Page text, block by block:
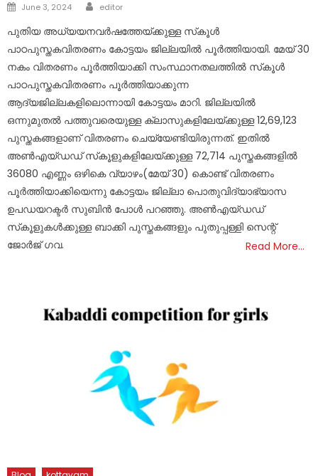
Posted
June 3, 2024 Author
editor
പുതിയ അധ്യയനവർഷത്തേയ്ക്കുള്ള സ്‌കൂൾ
പാഠപുസ്തകവിതരണം കോട്ടയം ജില്ലയിൽ പൂർത്തിയായി. മേയ് 30
നകം വിതരണം പൂർത്തിയാക്കി സംസ്ഥാനതലത്തിൽ സ്‌കൂൾ
പാഠപുസ്തകവിതരണം പൂർത്തിയാക്കുന്ന
ആദ്യജില്ലകളിലൊന്നായി കോട്ടയം മാറി. ജില്ലയിൽ
ഒന്നുമുതൽ പത്തുവരെയുള്ള ക്ലാസുകളിലേയ്ക്കുള്ള 12,69,123
പുസ്തകങ്ങളാണ് വിതരണം ചെയ്യേണ്ടിയിരുന്നത്. ഇതിൽ
അൺഎയ്ഡഡ് സ്‌കൂളുകളിലേയ്ക്കുള്ള 72,714 പുസ്തകങ്ങളിൽ
36080 എണ്ണം ഒഴികെ വ്യാഴം(മേയ് 30) കൊണ്ട് വിതരണം
പൂർത്തിയാക്കിയെന്നു കോട്ടയം ജില്ലാ പൊതുവിദ്യാഭ്യാസ
ഉപഡയറക്ടർ സുബിൻ പോൾ പറഞ്ഞു. അൺഎയ്ഡഡ്
സ്‌കൂളുകൾക്കുള്ള ബാക്കി പുസ്തകങ്ങളും പുതുപ്പള്ളി സെന്റ്
ജോർജ് ഗവ.
Read More…